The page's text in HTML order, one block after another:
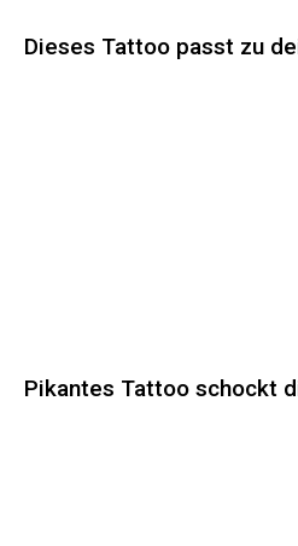
Dieses Tattoo passt zu
Pikantes Tattoo schockt